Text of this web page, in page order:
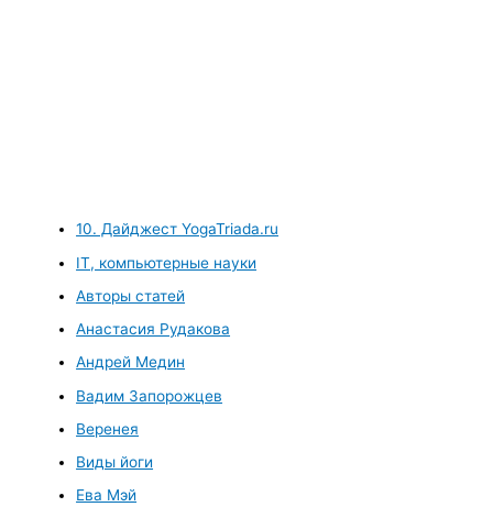
10. Дайджест YogaTriada.ru
IT, компьютерные науки
Авторы статей
Анастасия Рудакова
Андрей Медин
Вадим Запорожцев
Веренея
Виды йоги
Ева Мэй